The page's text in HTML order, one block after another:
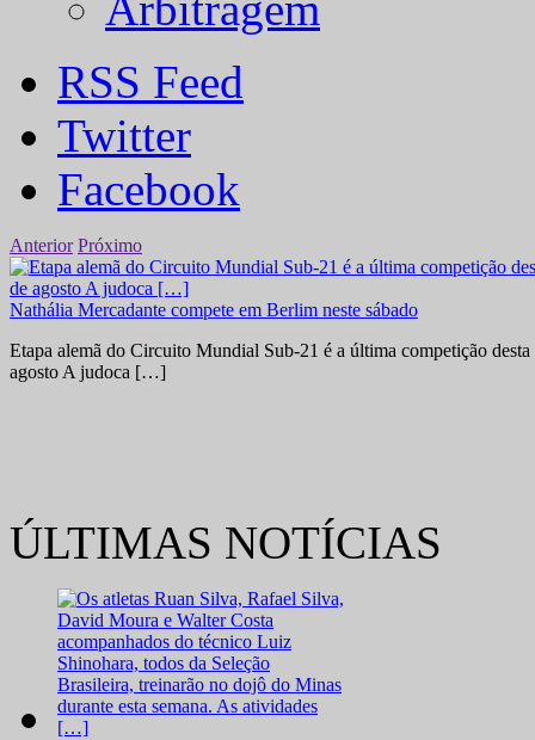
RSS Feed
Twitter
Facebook
Anterior Próximo
Nathália Mercadante compete em Berlim neste sábado
Etapa alemã do Circuito Mundial Sub-21 é a última competição
agosto A judoca […]
ÚLTIMAS NOTÍCIAS